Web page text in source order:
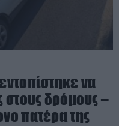
να
στους δρόμους –
πατέρα της